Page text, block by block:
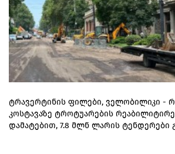
ტრავერტინის ფილები, ველობილიკი -
კოსტავაზე ტროტუარების
დამატებით, 7.8 მლნ ლარის ტენდერები